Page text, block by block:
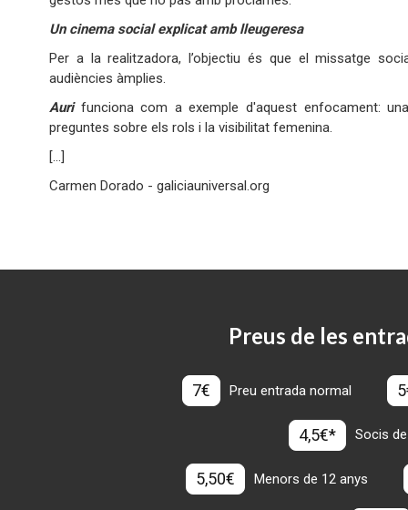
Un cinema social explicat amb lleugeresa
Per a la realitzadora, l’objectiu és que el missatge
audiències àmplies.
Aurifunciona com a exemple d'aquest enfocament:
preguntes sobre els rols i la visibilitat femenina.
[...]
Carmen Dorado - galiciauniversal.org
Preus de les
7€ Preu entrada normal
4,5€* Socis
5,50€ Menors de 12 anys